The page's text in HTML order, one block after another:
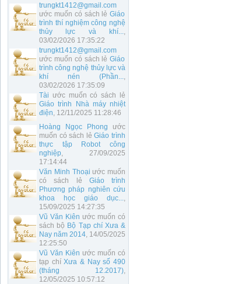
trungkt1412@gmail.com
ước muốn có sách lẻGiáo
trình thí nghiệm công nghệ
thủy lực và khí...,
03/02/2026 17:35:22
trungkt1412@gmail.com
ước muốn có sách lẻGiáo
trình công nghệ thủy lực và
khí nén (Phần...,
03/02/2026 17:35:09
Tài ước muốn có sách lẻ
Giáo trình Nhà máy nhiệt
điện, 12/11/2025 11:28:46
Hoàng Ngọc Phong ước
muốn có sách lẻGiáo trình
thực tập Robot công
nghiệp, 27/09/2025
17:14:44
Văn Minh Thoại ước muốn
có sách lẻ Giáo trình
Phương pháp nghiên cứu
khoa học giáo dục...,
15/09/2025 14:27:35
Vũ Văn Kiên ước muốn có
sách bộ Bộ Tạp chí Xưa &
Nay năm 2014, 14/05/2025
12:25:50
Vũ Văn Kiên ước muốn có
tạp chíXưa & Nay số 490
(tháng 12.2017),
12/05/2025 10:57:12